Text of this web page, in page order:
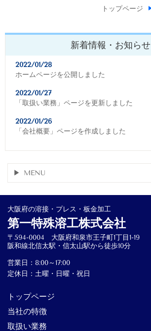
トップページ
新着情報・お知らせ
2022/01/28
ホームページを公開しました
2022/01/27
「取扱い業務」ページを更新しました
2022/01/26
「会社概要」ページを作成しました
MENU
大阪府の溶接・プレス・板金加工
第一特殊溶工株式会社
〒594-0004 大阪府和泉市王子町1丁目1-19
阪和線北信太駅・信太山駅から徒歩10分
営業日：8:00～17:00
定休日：土曜・日曜・祝日
トップページ
当社の特徴
取扱い業務